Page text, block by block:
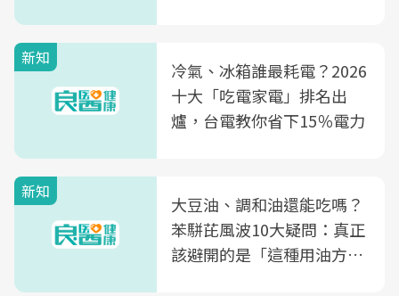
新知
冷氣、冰箱誰最耗電？2026
十大「吃電家電」排名出
爐，台電教你省下15％電力
新知
大豆油、調和油還能吃嗎？
苯駢芘風波10大疑問：真正
該避開的是「這種用油方